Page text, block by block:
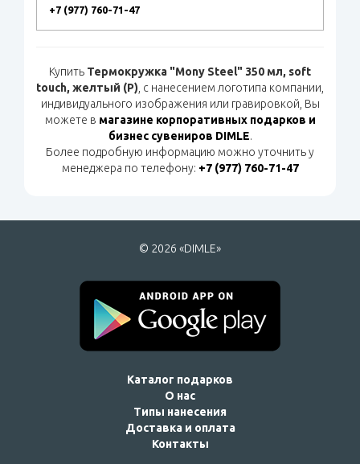
+7 (977) 760-71-47
Купить Термокружка "Mony Steel" 350 мл, soft
touch, желтый (Р) , с нанесением логотипа компании,
индивидуального изображения или гравировкой, Вы
можете в магазине корпоративных подарков и
бизнес сувениров DIMLE.
Более подробную информацию можно уточнить у
менеджера по телефону: +7 (977) 760-71-47
© 2026 «DIMLE»
Каталог подарков
О нас
Типы нанесения
Доставка и оплата
Контакты